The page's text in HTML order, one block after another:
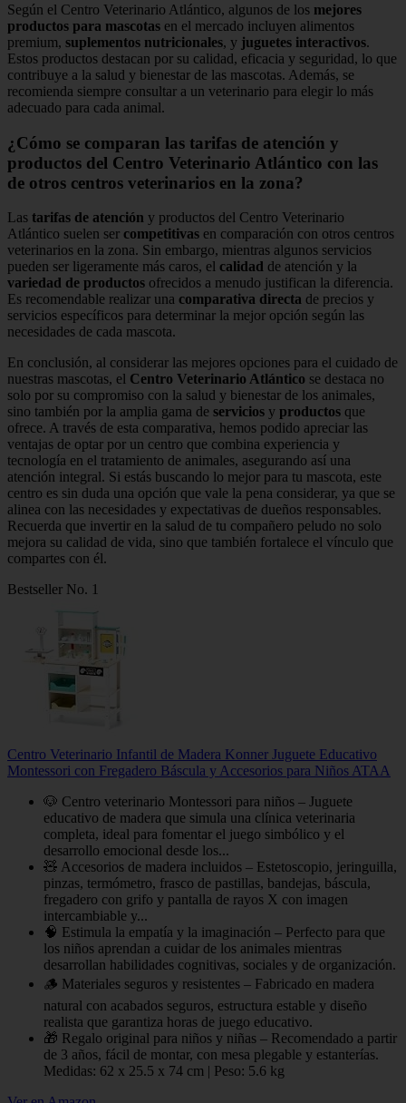
Según el Centro Veterinario Atlántico, algunos de los mejores
productos para mascotas en el mercado incluyen alimentos
premium, suplementos nutricionales, y juguetes interactivos.
Estos productos destacan por su calidad, eficacia y seguridad, lo que
contribuye a la salud y bienestar de las mascotas. Además, se
recomienda siempre consultar a un veterinario para elegir lo más
adecuado para cada animal.
¿Cómo se comparan las tarifas de atención y
productos del Centro Veterinario Atlántico con las
de otros centros veterinarios en la zona?
Las tarifas de atención y productos del Centro Veterinario
Atlántico suelen ser competitivas en comparación con otros centros
veterinarios en la zona. Sin embargo, mientras algunos servicios
pueden ser ligeramente más caros, el calidad de atención y la
variedad de productos ofrecidos a menudo justifican la diferencia.
Es recomendable realizar una comparativa directa de precios y
servicios específicos para determinar la mejor opción según las
necesidades de cada mascota.
En conclusión, al considerar las mejores opciones para el cuidado de
nuestras mascotas, el Centro Veterinario Atlántico se destaca no
solo por su compromiso con la salud y bienestar de los animales,
sino también por la amplia gama de servicios y productos que
ofrece. A través de esta comparativa, hemos podido apreciar las
ventajas de optar por un centro que combina experiencia y
tecnología en el tratamiento de animales, asegurando así una
atención integral. Si estás buscando lo mejor para tu mascota, este
centro es sin duda una opción que vale la pena considerar, ya que se
alinea con las necesidades y expectativas de dueños responsables.
Recuerda que invertir en la salud de tu compañero peludo no solo
mejora su calidad de vida, sino que también fortalece el vínculo que
compartes con él.
Bestseller No. 1
Centro Veterinario Infantil de Madera Konner Juguete Educativo
Montessori con Fregadero Báscula y Accesorios para Niños ATAA
🐶 Centro veterinario Montessori para niños – Juguete
educativo de madera que simula una clínica veterinaria
completa, ideal para fomentar el juego simbólico y el
desarrollo emocional desde los...
🧸 Accesorios de madera incluidos – Estetoscopio, jeringuilla,
pinzas, termómetro, frasco de pastillas, bandejas, báscula,
fregadero con grifo y pantalla de rayos X con imagen
intercambiable y...
🧠 Estimula la empatía y la imaginación – Perfecto para que
los niños aprendan a cuidar de los animales mientras
desarrollan habilidades cognitivas, sociales y de organización.
🪵 Materiales seguros y resistentes – Fabricado en madera
natural con acabados seguros, estructura estable y diseño
realista que garantiza horas de juego educativo.
🎁 Regalo original para niños y niñas – Recomendado a partir
de 3 años, fácil de montar, con mesa plegable y estanterías.
Medidas: 62 x 25.5 x 74 cm | Peso: 5.6 kg